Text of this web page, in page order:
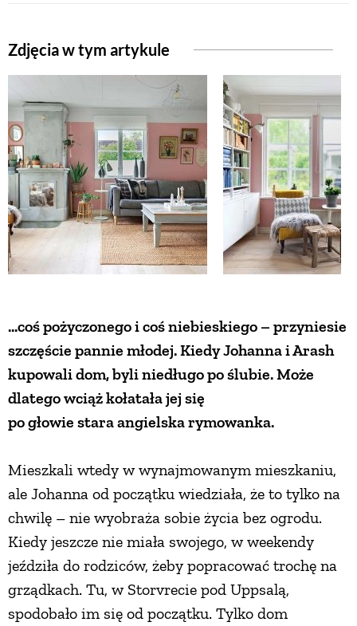
Zdjęcia w tym artykule
...coś pożyczonego i coś niebieskiego – przyniesie
szczęście pannie młodej. Kiedy Johanna i Arash
kupowali dom, byli niedługo po ślubie. Może
dlatego wciąż kołatała jej się
po głowie stara angielska rymowanka.
Mieszkali wtedy w wynajmowanym mieszkaniu,
ale Johanna od początku wiedziała, że to tylko na
chwilę – nie wyobraża sobie życia bez ogrodu.
Kiedy jeszcze nie miała swojego, w weekendy
jeździła do rodziców, żeby popracować trochę na
grządkach. Tu, w Storvrecie pod Uppsalą,
spodobało im się od początku. Tylko dom